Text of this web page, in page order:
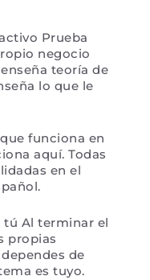
Prueba
negocio
teoría de
lo que le
funciona en
aquí. Todas
en el
tú Al terminar el
propias
de
es tuyo.